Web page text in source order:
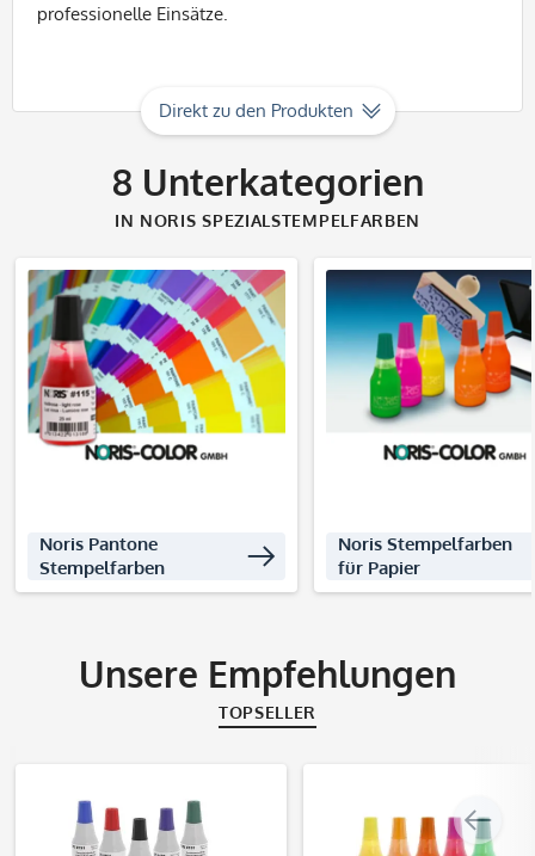
professionelle Einsätze.
Direkt zu den Produkten
8 Unterkategorien
IN NORIS SPEZIALSTEMPELFARBEN
Noris Pantone
Stempelfarben
Produkte entdecken
Noris Stempelfarben
für Papier
Produkte
Unsere Empfehlungen
TOPSELLER